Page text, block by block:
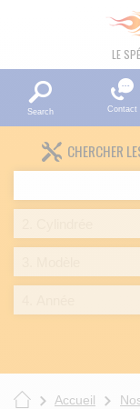
LE
Search Contact
CHERCHER
Accueil